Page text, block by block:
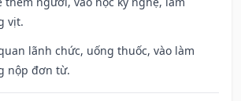
vịt.
lãnh chức, uống thuốc, vào làm
nộp đơn từ.